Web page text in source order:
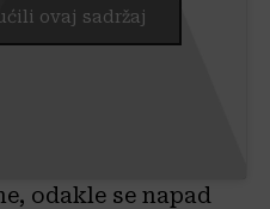
ovaj sadržaj
odakle se napad